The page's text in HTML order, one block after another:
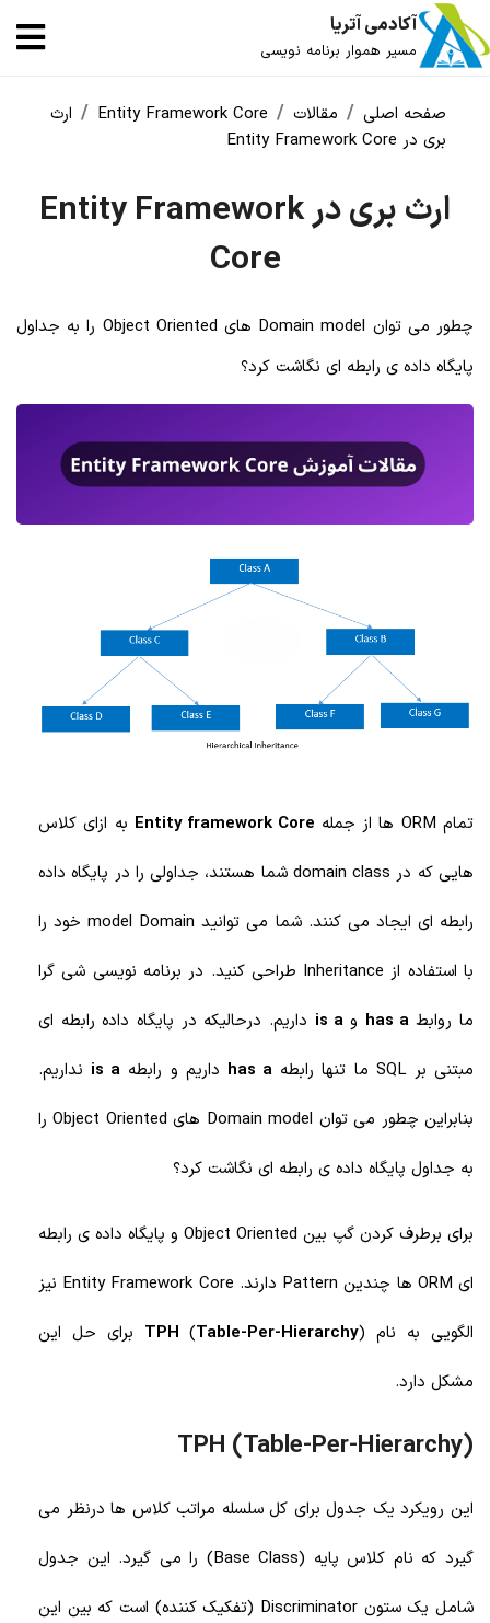
آکادمی آتریا
مسیر هموار برنامه نویسی
صفحه اصلی مقالات Entity Framework Core
ارث
بری در Entity Framework Core
ارث بری در Entity Framework
Core
چطور می توان Domain model های Object Oriented را به جداول
پایگاه داده ی رابطه ای نگاشت کرد؟
تمام ORM ها از جمله Entity framework Core به ازای کلاس
هایی که در domain class شما هستند، جداولی را در پایگاه داده
رابطه ای ایجاد می کنند. شما می توانید model Domain خود را
با استفاده از Inheritance طراحی کنید. در برنامه نویسی شی گرا
ما روابطhas a وis a داریم. درحالیکه در پایگاه داده رابطه ای
مبتنی بر SQL ما تنها رابطه
has a داریم و رابطهis a نداریم.
بنابراین چطور می توان Domain model های Object Oriented را
به جداول پایگاه داده ی رابطه ای نگاشت کرد؟
برای برطرف کردن گپ بین Object Oriented و پایگاه داده ی رابطه
ای ORM ها چندین Pattern دارند. Entity Framework Core نیز
الگویی به نام
TPH (Table-Per-Hierarchy
) برای حل این
مشکل دارد.
TPH (Table-Per-Hierarchy)
این رویکرد یک جدول برای کل سلسله مراتب کلاس ها درنظر می
گیرد که نام کلاس پایه (Base Class) را می گیرد. این جدول
شامل یک ستون Discriminator (تفکیک کننده) است که بین این